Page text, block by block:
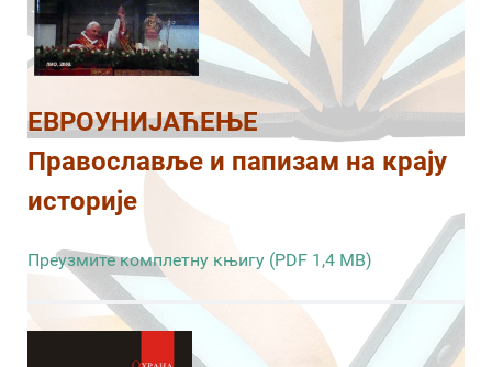
ЕВРОУНИЈАЋЕЊЕ
Православље и папизам на крају
историје
Преузмите комплетну књигу (PDF 1,4 MB)